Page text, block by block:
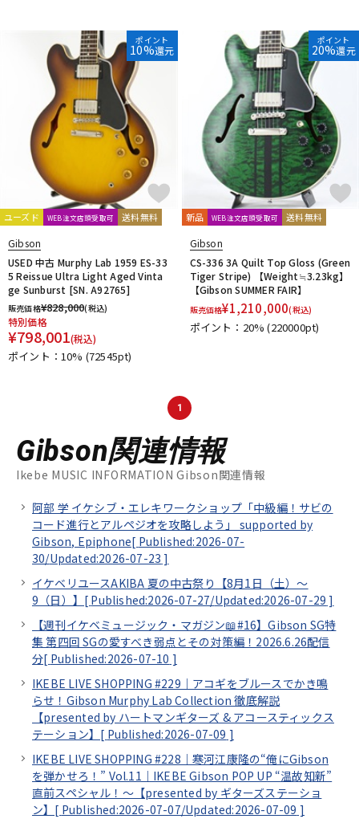
ポイント
10%還元
ユーズド WEB注文店頭受取可 送料無料
Gibson
USED 中古 Murphy Lab 1959 ES-33
5 Reissue Ultra Light Aged Vinta
ge Sunburst [SN. A92765]
販売価格¥828,000(税込)
特別価格
¥798,001(税込)
ポイント：10% (72545pt)
ポイント
20%還元
新品 WEB注文店頭受取可 送料無料
Gibson
CS-336 3A Quilt Top Gloss (Green
Tiger Stripe) 【Weight≒3.23kg】
【Gibson SUMMER FAIR】
販売価格¥1,210,000(税込)
ポイント：20%(220000pt)
1
Gibson関連情報
Ikebe MUSIC INFORMATION Gibson関連情報
阿部 学 イケシブ・エレキワークショップ「中級編！サビの
コード進行とアルペジオを攻略しよう」 supported by
Gibson, Epiphone[ Published:2026-07-
30/Updated:2026-07-23 ]
イケベリユースAKIBA 夏の中古祭り【8月1日（土）～
9（日）】[ Published:2026-07-27/Updated:2026-07-29 ]
【週刊イケベミュージック・マガジン📖#16】Gibson SG特
集 第四回 SGの愛すべき弱点とその対策編！2026.6.26配信
分[ Published:2026-07-10 ]
IKEBE LIVE SHOPPING #229｜アコギをブルースでかき鳴
らせ！Gibson Murphy Lab Collection 徹底解説
【presented by ハートマンギターズ & アコースティックス
テーション】[ Published:2026-07-09 ]
IKEBE LIVE SHOPPING #228｜寒河江康隆の“俺にGibson
を弾かせろ！” Vol.11｜IKEBE Gibson POP UP “温故知新”
直前スペシャル！～【presented by ギターズステーショ
ン】[ Published:2026-07-07/Updated:2026-07-09 ]